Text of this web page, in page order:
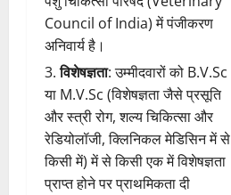
Council of India) में पंजीकरण
अनिवार्य है।
विशेषज्ञता: उम्मीदवारों को B.V.Sc
या M.V.Sc (विशेषज्ञता जैसे प्रसूति
और स्त्री रोग, शल्य चिकित्सा और
रेडियोलॉजी, क्लिनिकल मेडिसिन में से
किसी में) में से किसी एक में विशेषज्ञता
प्राप्त होने पर प्राथमिकता दी